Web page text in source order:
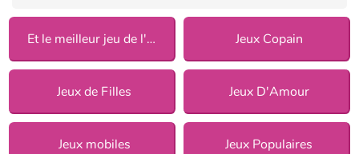
Et le meilleur jeu de l'année est 2017 Jeux Copain
Jeux de Filles Jeux D'Amour
Jeux mobiles Jeux Populaires